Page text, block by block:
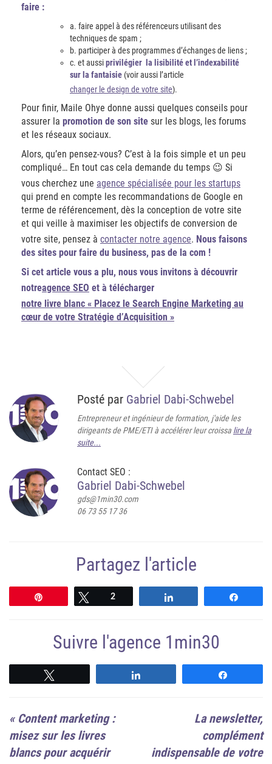
faire :
a. faire appel à des référenceurs utilisant des
techniques de spam ;
b. participer à des programmes d’échanges de liens ;
c. et aussiprivilégier la lisibilité et l’indexabilité
sur la fantaisie (voir aussi l’article
changer le design de votre site).
Pour finir, Maile Ohye donne aussi quelques conseils pour
assurer la promotion de son site sur les blogs, les forums
et les réseaux sociaux.
Alors, qu’en pensez-vous? C’est à la fois simple et un peu
compliqué… En tout cas cela demande du temps 😉 Si
vous cherchez une agence spécialisée pour les startups
qui prend en compte les recommandations de Google en
terme de référencement, dès la conception de votre site
et qui veille à maximiser les objectifs de conversion de
votre site, pensez à contacter notre agence. Nous faisons
des sites pour faire du business, pas de la com !
Si cet article vous a plu, nous vous invitons à découvrir
notreagence SEO et à télécharger
notre livre blanc « Placez le Search Engine Marketing au
cœur de votre Stratégie d’Acquisition »
Posté par Gabriel Dabi-Schwebel
Entrepreneur et ingénieur de formation, j'aide les
dirigeants de PME/ETI à accélérer leur croissa lire la
suite...
Contact SEO :
Gabriel Dabi-Schwebel
gds@1min30.com
06 73 55 17 36
Partagez l'article
Tweetez
2
Suivre l'agence 1min30
« Content marketing :
misez sur les livres
blancs pour acquérir
La newsletter,
complément
indispensable de votre